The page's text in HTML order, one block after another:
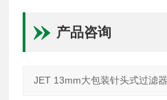
产品咨询